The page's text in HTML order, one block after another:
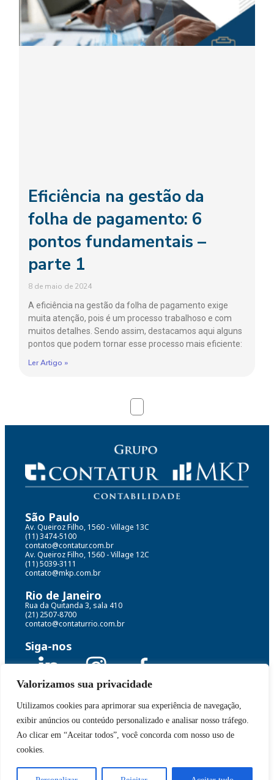
Valorizamos sua privacidade
Utilizamos cookies para aprimorar sua experiência de navegação,
exibir anúncios ou conteúdo personalizado e analisar nosso tráfego.
Ao clicar em “Aceitar todos”, você concorda com nosso uso de
cookies.
Eficiência na gestão da
folha de pagamento: 6
pontos fundamentais –
parte 1
8 de maio de 2024
A eficiência na gestão da folha de pagamento exige
muita atenção, pois é um processo trabalhoso e com
muitos detalhes. Sendo assim, destacamos aqui alguns
pontos que podem tornar esse processo mais eficiente:
Ler Artigo »
São Paulo
Av. Queiroz Filho, 1560 - Village 13C
(11) 3474-5100
contato@contatur.com.br
Av. Queiroz Filho, 1560 - Village 12C
(11) 5039-3111
contato@mkp.com.br
Rio de Janeiro
Rua da Quitanda 3, sala 410
(21) 2507-8700
contato@contaturrio.com.br
Siga-nos
Grupo Contatur MKP© Todos os direitos reservados
Políticas de dados e termos de uso
Desenvolvido por: